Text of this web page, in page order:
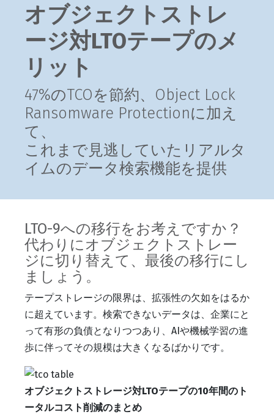
オブジェクトストレ
ージ対LTOテープのメ
リット
47%のTCOを節約、Object Lock
Ransomware Protectionに加え
て、
これまで見逃していたリアルタ
イムのデータ検索機能を提供
LTO-9への移行をお考えですか？
代わりにオブジェクトストレー
ジに切り替えて、最後の移行にし
ましょう。
テープストレージの限界は、拡張性の欠如をはるか
に超えています。検索できないデータは、企業にと
って有形の負債となりつつあり、AIや機械学習の進
歩に伴ってその規模は大きくなるばかりです。
オブジェクトストレージ対LTOテープの10年間のト
ータルコスト削減のまとめ